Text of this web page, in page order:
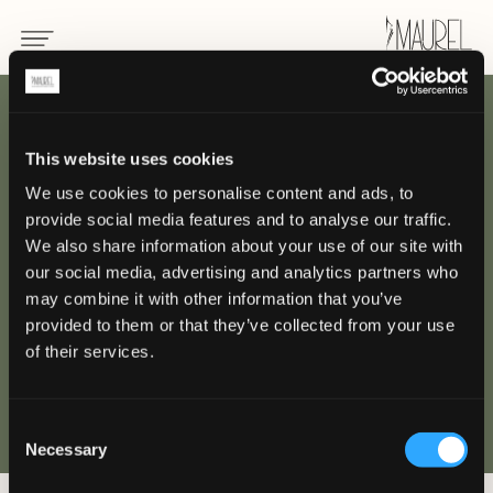
This website uses cookies
We use cookies to personalise content and ads, to
provide social media features and to analyse our traffic.
We also share information about your use of our site with
our social media, advertising and analytics partners who
may combine it with other information that you’ve
provided to them or that they’ve collected from your use
of their services.
Selection
Necessary
RETOUR
Uniformes pour
serveur
HÔTELLERIE / RESTAURATION